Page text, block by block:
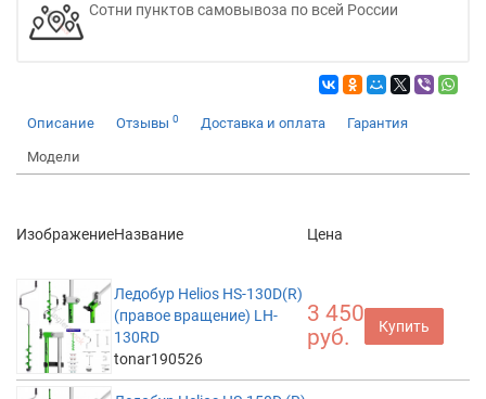
Сотни пунктов самовывоза по всей России
Описание Отзывы 0 Доставка и оплата Гарантия
Модели
ИзображениеНазвание Цена
Ледобур Helios HS-130D(R)
(правое вращение) LH-
130RD
tonar190526
3 450
руб.
Купить